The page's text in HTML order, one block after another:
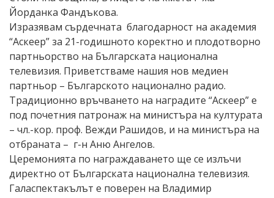
Йорданка Фандъкова.
Изразявам сърдечната благодарност на академия
“Аскеер” за 21-годишното коректно и плодотворно
партньорство на Българската национална
телевизия. Приветстваме нашия нов медиен
партньор – Българското национално радио.
Традиционно връчването на наградите “Аскеер” е
под почетния патронаж на министъра на културата
– чл.-кор. проф. Вежди Рашидов, и на министъра на
отбраната – г-н Аню Ангелов.
Церемонията по награждаването ще се излъчи
директно от Българската национална телевизия.
Галаспектакълът е поверен на Владимир